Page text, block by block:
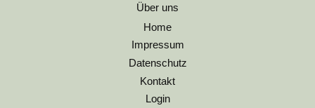
Über uns
Home
Impressum
Datenschutz
Kontakt
Login